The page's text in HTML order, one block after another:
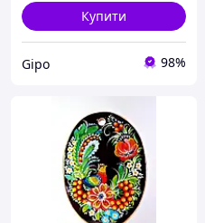
Купити
Gipo 98%